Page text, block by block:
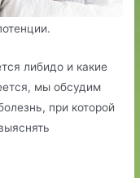
либидо и какие
мы обсудим
при которой